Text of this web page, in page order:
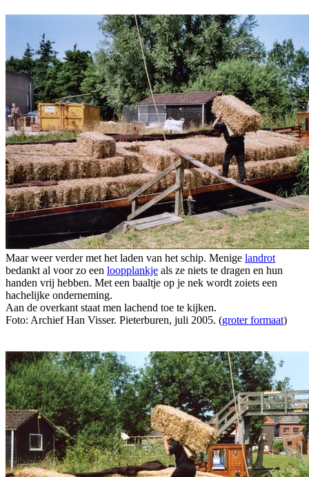
Maar weer verder met het laden van het schip. Menige landrot
bedankt al voor zo een loopplankje als ze niets te dragen en hun
handen vrij hebben. Met een baaltje op je nek wordt zoiets een
hachelijke onderneming.
Aan de overkant staat men lachend toe te kijken.
Foto: Archief Han Visser. Pieterburen, juli 2005. (groter formaat)